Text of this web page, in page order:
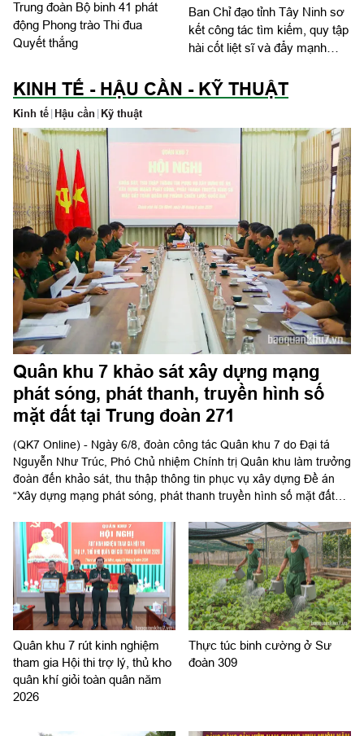
Trung đoàn Bộ binh 41 phát
động Phong trào Thi đua
Quyết thắng
Ban Chỉ đạo tỉnh Tây Ninh sơ
kết công tác tìm kiếm, quy tập
hài cốt liệt sĩ và đẩy mạnh
KINH TẾ - HẬU CẦN - KỸ THUẬT
Kinh tế| Hậu cần | Kỹ thuật
Quân khu 7 khảo sát xây dựng mạng
phát sóng, phát thanh, truyền hình số
mặt đất tại Trung đoàn 271
(QK7 Online) - Ngày 6/8, đoàn công tác Quân khu 7 do Đại tá
Nguyễn Như Trúc, Phó Chủ nhiệm Chính trị Quân khu làm trưởng
đoàn đến khảo sát, thu thập thông tin phục vụ xây dựng Đề án
“Xây dựng mạng phát sóng, phát thanh truyền hình số mặt đất
đoàn 271, Sư đoàn 5.
Quân khu 7 rút kinh nghiệm
tham gia Hội thi trợ lý, thủ kho
quân khí giỏi toàn quân năm
2026
Thực túc binh cường ở Sư
đoàn 309